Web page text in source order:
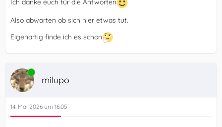
Ich danke euch für die Antworten
Also abwarten ob sich hier etwas tut.
Eigenartig finde ich es schon
Online
milupo
14. Mai 2026 um 16:05